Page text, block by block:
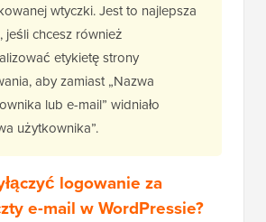
wtyczki. Jest to najlepsza
jeśli chcesz również
etykietę strony
aby zamiast „Nazwa
lub e-mail” widniało
użytkownika”.
logowanie za
e-mail w WordPressie?